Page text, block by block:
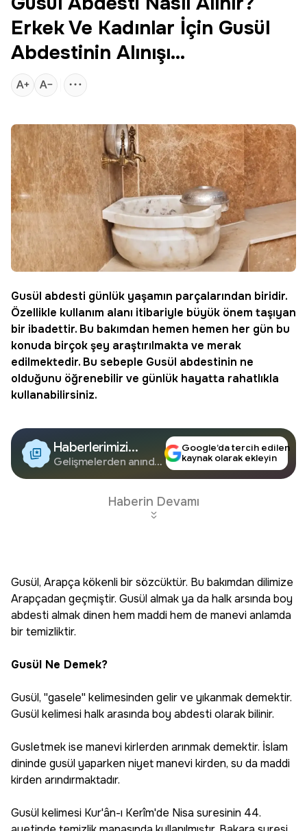
Erkek Ve Kadınlar İçin Gusül
Abdestinin Alınışı…
Gusül abdesti günlük yaşamın parçalarından biridir.
Özellikle kullanım alanı itibariyle büyük önem taşıyan
bir ibadettir. Bu bakımdan hemen hemen her gün bu
konuda birçok şey araştırılmakta ve merak
edilmektedir. Bu sebeple Gusül abdestinin ne
olduğunu öğrenebilir ve günlük hayatta rahatlıkla
kullanabilirsiniz.
Haberlerimizi
Google'da Takip
Edin
Gelişmelerden anında
Google’da tercih edilen
kaynak olarak ekleyin
Haberin Devamı
Gusül, Arapça kökenli bir sözcüktür. Bu bakımdan dilimize
Arapçadan geçmiştir. Gusül almak ya da halk arsında boy
abdesti almak dinen hem maddi hem de manevi anlamda
bir temizliktir.
Gusül Ne Demek?
Gusül, ''gasele'' kelimesinden gelir ve yıkanmak demektir.
Gusül kelimesi halk arasında boy abdesti olarak bilinir.
Gusletmek ise manevi kirlerden arınmak demektir. İslam
dininde gusül yaparken niyet manevi kirden, su da maddi
kirden arındırmaktadır.
Gusül kelimesi Kur'ân-ı Kerîm'de Nisa suresinin 44.